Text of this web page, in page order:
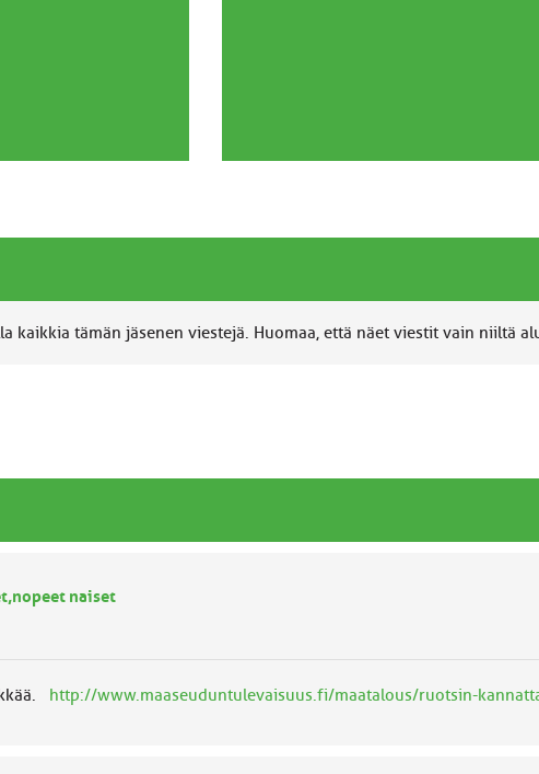
kaikkia tämän jäsenen viestejä. Huomaa, että näet viestit vain niiltä
naiset
http://www.maaseuduntulevaisuus.fi/maatalous/ruotsin-